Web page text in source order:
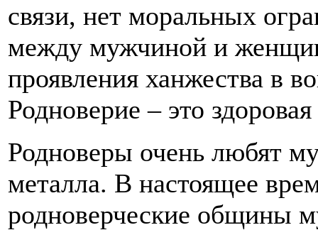
связи, нет моральных
между мужчиной и
проявления ханжества в
Родноверие – это
Родноверы очень любят
металла. В настоящее
родноверческие общины